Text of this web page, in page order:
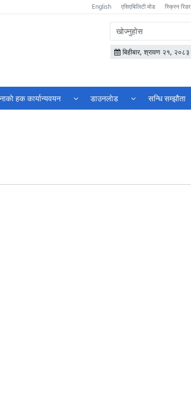
English एसिएबिलिटी मोड स्क्रिन रिडर
वेबसाइटमा
सामग्री
खोज्नुहोस
बिहीबार, श्रावण २१, २०८३
हक कार्यान्यवयन डाउनलाेड सन्धि सम्झौता